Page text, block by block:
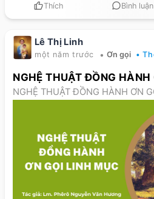
Thích Bình luận
Lê Thị Linh
một năm trước • Ơn gọi •
NGHỆ THUẬT ĐỒNG
NGHỆ THUẬT ĐỒNG HÀNH ƠN